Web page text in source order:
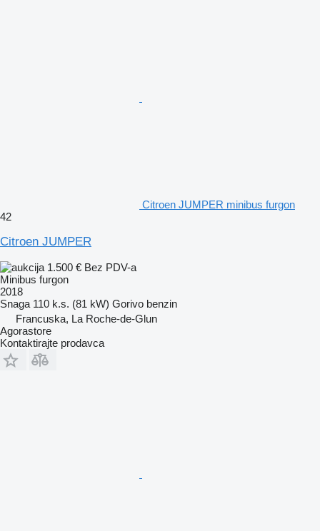
Citroen JUMPER minibus furgon
42
Citroen JUMPER
1.500 € Bez PDV-a
Minibus furgon
2018
Snaga 110 k.s. (81 kW) Gorivo benzin
Francuska, La Roche-de-Glun
Agorastore
Kontaktirajte prodavca